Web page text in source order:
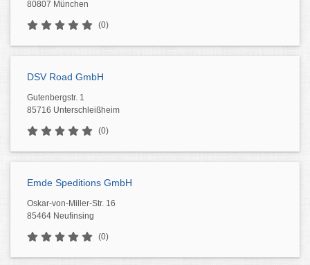
80807 München
(0)
DSV Road GmbH
Gutenbergstr. 1
85716 Unterschleißheim
(0)
Emde Speditions GmbH
Oskar-von-Miller-Str. 16
85464 Neufinsing
(0)